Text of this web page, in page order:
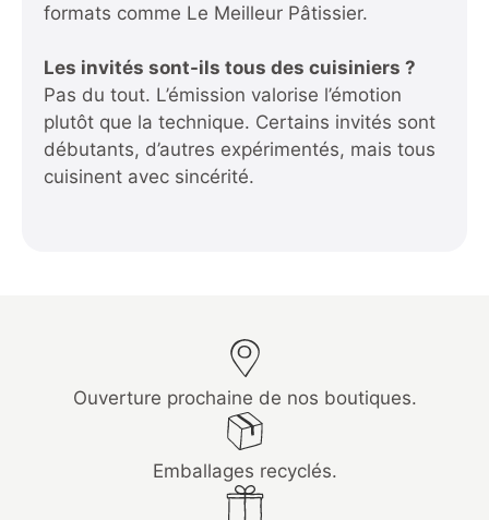
formats comme Le Meilleur Pâtissier.
Les invités sont-ils tous des cuisiniers ?
Pas du tout. L’émission valorise l’émotion
plutôt que la technique. Certains invités sont
débutants, d’autres expérimentés, mais tous
cuisinent avec sincérité.
Ouverture prochaine de nos boutiques.
Emballages recyclés.